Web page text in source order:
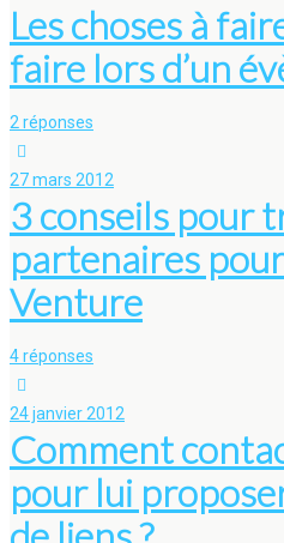
Les choses à
faire lors d’un
2 réponses
27 mars 2012
3 conseils pour
partenaires
Venture
4 réponses
24 janvier 2012
Comment
pour lui